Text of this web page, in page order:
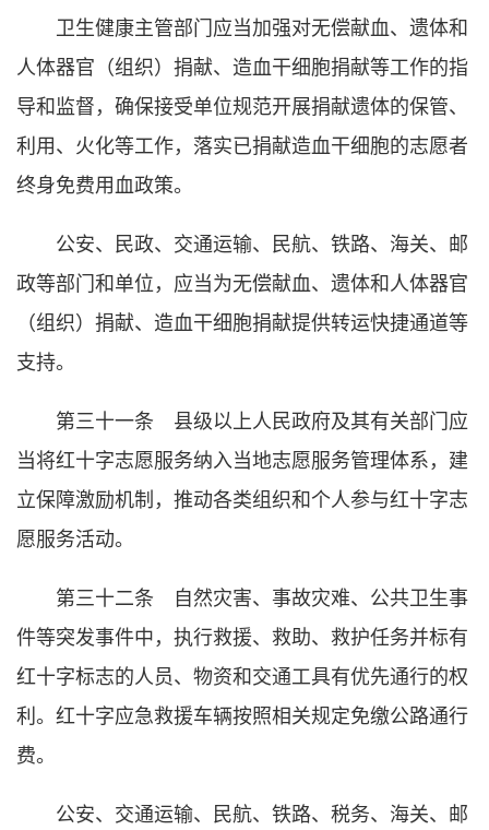
卫生健康主管部门应当加强对无偿献血、遗体和
人体器官（组织）捐献、造血干细胞捐献等工作的指
导和监督，确保接受单位规范开展捐献遗体的保管、
利用、火化等工作，落实已捐献造血干细胞的志愿者
终身免费用血政策。
公安、民政、交通运输、民航、铁路、海关、邮
政等部门和单位，应当为无偿献血、遗体和人体器官
（组织）捐献、造血干细胞捐献提供转运快捷通道等
支持。
第三十一条 县级以上人民政府及其有关部门应
当将红十字志愿服务纳入当地志愿服务管理体系，建
立保障激励机制，推动各类组织和个人参与红十字志
愿服务活动。
第三十二条 自然灾害、事故灾难、公共卫生事
件等突发事件中，执行救援、救助、救护任务并标有
红十字标志的人员、物资和交通工具有优先通行的权
利。红十字应急救援车辆按照相关规定免缴公路通行
费。
公安、交通运输、民航、铁路、税务、海关、邮